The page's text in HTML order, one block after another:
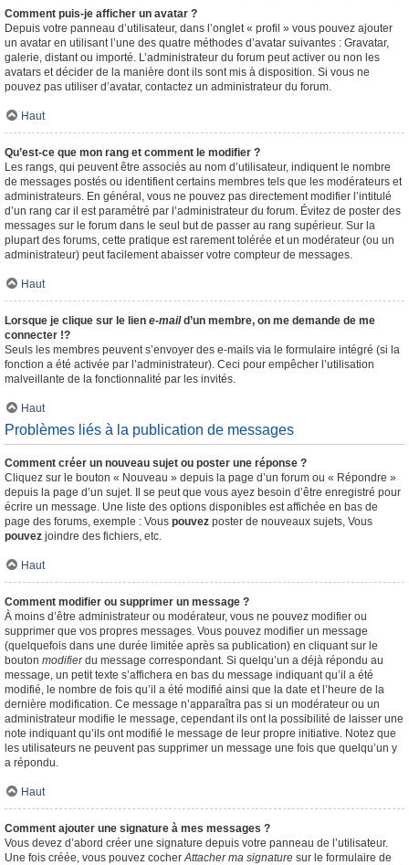
Comment puis-je afficher un avatar ?
Depuis votre panneau d’utilisateur, dans l’onglet « profil » vous pouvez ajouter
un avatar en utilisant l’une des quatre méthodes d’avatar suivantes : Gravatar,
galerie, distant ou importé. L’administrateur du forum peut activer ou non les
avatars et décider de la manière dont ils sont mis à disposition. Si vous ne
pouvez pas utiliser d’avatar, contactez un administrateur du forum.
Haut
Qu’est-ce que mon rang et comment le modifier ?
Les rangs, qui peuvent être associés au nom d’utilisateur, indiquent le nombre
de messages postés ou identifient certains membres tels que les modérateurs et
administrateurs. En général, vous ne pouvez pas directement modifier l’intitulé
d’un rang car il est paramétré par l’administrateur du forum. Évitez de poster des
messages sur le forum dans le seul but de passer au rang supérieur. Sur la
plupart des forums, cette pratique est rarement tolérée et un modérateur (ou un
administrateur) peut facilement abaisser votre compteur de messages.
Haut
Lorsque je clique sur le lien e-maild’un membre, on me demande de me
connecter !?
Seuls les membres peuvent s’envoyer des e-mails via le formulaire intégré (si la
fonction a été activée par l’administrateur). Ceci pour empêcher l’utilisation
malveillante de la fonctionnalité par les invités.
Haut
Problèmes liés à la publication de messages
Comment créer un nouveau sujet ou poster une réponse ?
Cliquez sur le bouton « Nouveau » depuis la page d’un forum ou « Répondre »
depuis la page d’un sujet. Il se peut que vous ayez besoin d’être enregistré pour
écrire un message. Une liste des options disponibles est affichée en bas de
page des forums, exemple : Vous pouvez poster de nouveaux sujets, Vous
pouvez joindre des fichiers, etc.
Haut
Comment modifier ou supprimer un message ?
À moins d’être administrateur ou modérateur, vous ne pouvez modifier ou
supprimer que vos propres messages. Vous pouvez modifier un message
(quelquefois dans une durée limitée après sa publication) en cliquant sur le
bouton modifierdu message correspondant. Si quelqu’un a déjà répondu au
message, un petit texte s’affichera en bas du message indiquant qu’il a été
modifié, le nombre de fois qu’il a été modifié ainsi que la date et l’heure de la
dernière modification. Ce message n’apparaîtra pas si un modérateur ou un
administrateur modifie le message, cependant ils ont la possibilité de laisser une
note indiquant qu’ils ont modifié le message de leur propre initiative. Notez que
les utilisateurs ne peuvent pas supprimer un message une fois que quelqu’un y
a répondu.
Haut
Comment ajouter une signature à mes messages ?
Vous devez d’abord créer une signature depuis votre panneau de l’utilisateur.
Une fois créée, vous pouvez cocherAttacher ma signature sur le formulaire de